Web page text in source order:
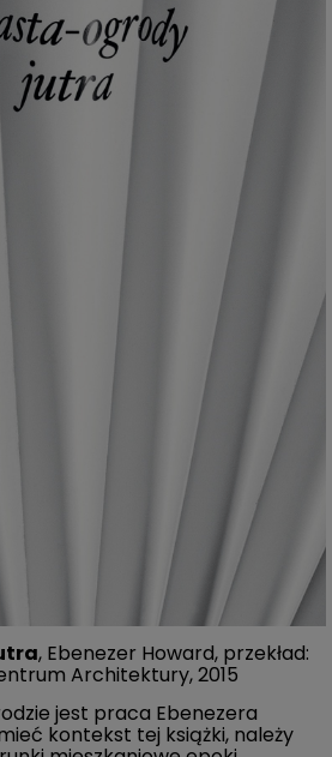
, Ebenezer Howard, przekład:
Architektury, 2015
jest praca Ebenezera
kontekst tej książki, należy